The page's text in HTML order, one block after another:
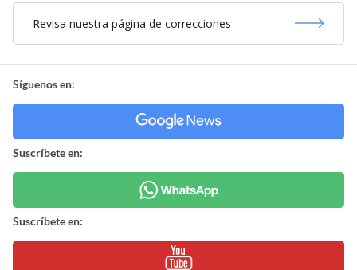
Revisa nuestra página de correcciones
Síguenos en:
Suscríbete en:
Suscríbete en: